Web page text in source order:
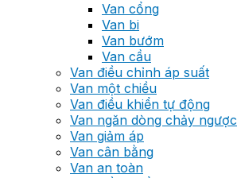
Van cổng
Van bi
Van bướm
Van cầu
Van điều chỉnh áp suất
Van một chiều
Van điều khiển tự động
Van ngăn dòng chảy ngược
Van giảm áp
Van cân bằng
Van an toàn